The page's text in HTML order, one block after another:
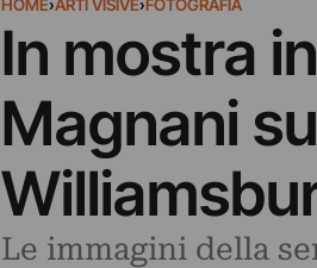
HOME›ARTI VISIVE›FOTOGRAFIA
In mostra
Magnani
Le immagini della